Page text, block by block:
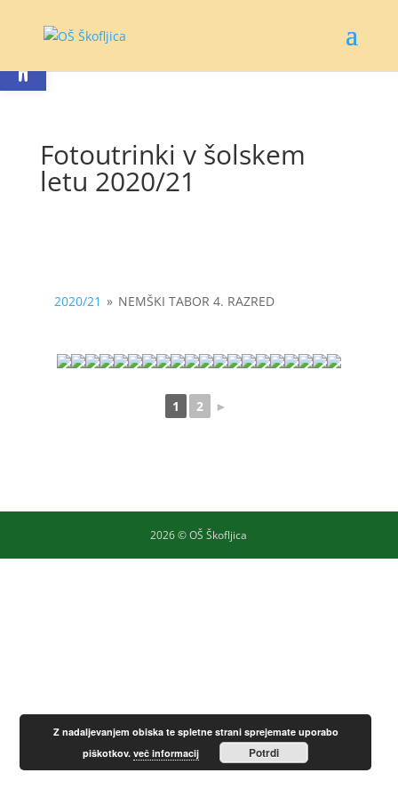
Fotoutrinki v šolskem
letu 2020/21
2020/21 » NEMŠKI TABOR 4. RAZRED
1 2 ►
2026 © OŠ Škofljica
Open toolbar
Z nadaljevanjem obiska te spletne strani sprejemate uporabo
piškotkov.več informacij Potrdi